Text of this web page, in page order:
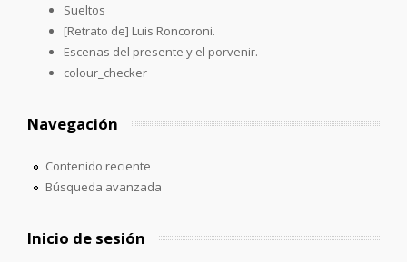
Sueltos
[Retrato de] Luis Roncoroni.
Escenas del presente y el porvenir.
colour_checker
Navegación
Contenido reciente
Búsqueda avanzada
Inicio de sesión